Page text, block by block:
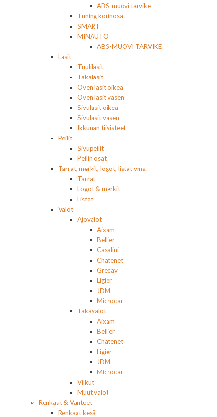
ABS-muovi tarvike
Tuning korinosat
SMART
MINAUTO
ABS-MUOVI TARVIKE
Lasit
Tuulilasit
Takalasit
Oven lasit oikea
Oven lasit vasen
Sivulasit oikea
Sivulasit vasen
Ikkunan tiivisteet
Peilit
Sivupeilit
Peilin osat
Tarrat, merkit, logot, listat yms.
Tarrat
Logot & merkit
Listat
Valot
Ajovalot
Aixam
Bellier
Casalini
Chatenet
Grecav
Ligier
JDM
Microcar
Takavalot
Aixam
Bellier
Chatenet
Ligier
JDM
Microcar
Vilkut
Muut valot
Renkaat & Vanteet
Renkaat kesä